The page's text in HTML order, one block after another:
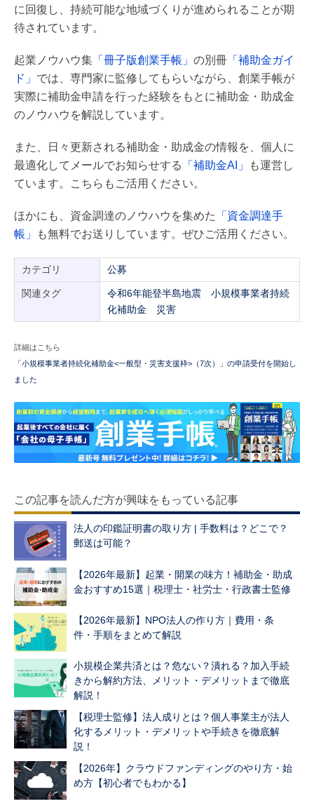
に回復し、持続可能な地域づくりが進められることが期
待されています。
起業ノウハウ集 「冊子版創業手帳」 の別冊 「補助金ガイ
ド」 では、専門家に監修してもらいながら、創業手帳が
実際に補助金申請を行った経験をもとに補助金・助成金
のノウハウを解説しています。
また、日々更新される補助金・助成金の情報を、個人に
最適化してメールでお知らせする
「補助金AI」
も運営し
ています。こちらもご活用ください。
ほかにも、資金調達のノウハウを集めた
「資金調達手
帳」
も無料でお送りしています。ぜひご活用ください。
カテゴリ 公募
関連タグ 令和6年能登半島地震
小規模事業者持続
化補助金
災害
詳細はこちら
「小規模事業者持続化補助金<一般型・災害支援枠>（7次）」の申請受付を開始し
ました
この記事を読んだ方が興味をもっている記事
法人の印鑑証明書の取り方 | 手数料は？どこで？
郵送は可能？
【2026年最新】起業・開業の味方！補助金・助成
金おすすめ15選｜税理士・社労士・行政書士監修
【2026年最新】NPO法人の作り方｜費用・条
件・手順をまとめて解説
小規模企業共済とは？危ない？潰れる？加入手続
きから解約方法、メリット・デメリットまで徹底
解説！
【税理士監修】法人成りとは？個人事業主が法人
化するメリット・デメリットや手続きを徹底解
説！
【2026年】クラウドファンディングのやり方・始
め方【初心者でもわかる】